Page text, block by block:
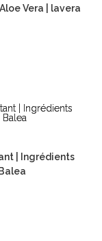
Vera | lavera
| Ingrédients